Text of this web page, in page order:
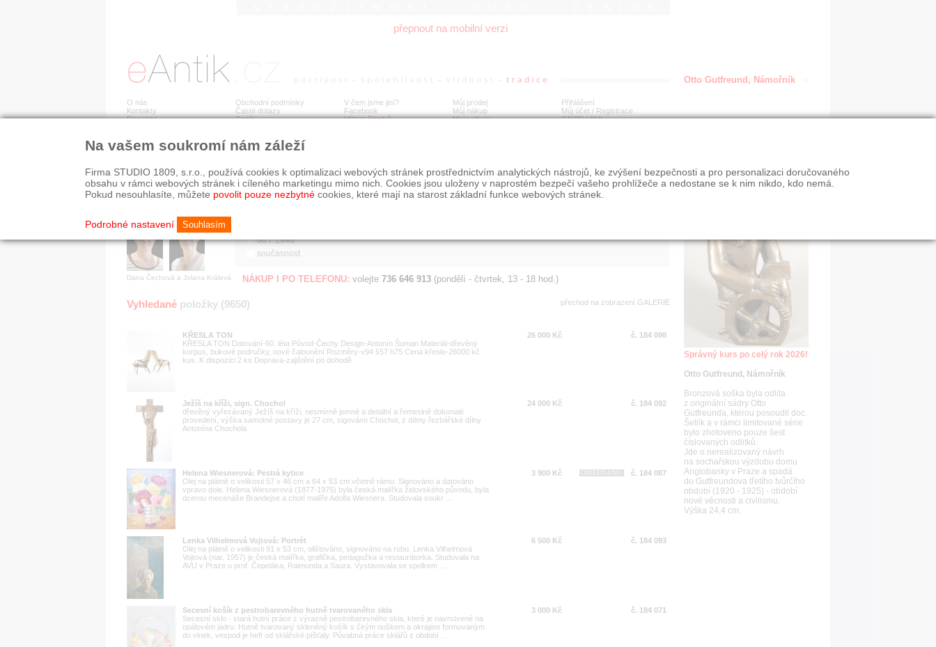
přepnout na mobilní verzi
O nás
Kontakty
Recenze
Obchodní podmínky
Časté dotazy
Ceník
V čem jsme jiní?
Facebook
Výkup šperků
Můj prodej
Můj nákup
Moje album
Přihlášení
Můj účet / Registrace
GDPR/AML
Jsme prověřená firma
Zákazníci u nás oceňují:
■ odborné zázemí
■ bezpečné prostředí
Dana Čechová a Jolana Králová
RYCHLÉ HLEDÁNÍ
HISTORICKÉ OBDOBÍ
všechno
před r. 1800
od r. 1940
současnost
STÁŘÍ NABÍDKY
všechno
jen poslední den
ŘAZENÍ
nejnovější napřed
podle cen sestupně
SLEVY
jen slevy
NÁKUP I PO TELEFONU: volejte 736 646 913 (pondělí - čtvrtek, 13 - 18 hod.)
Vyhledané položky (9650) přechod na zobrazení GALERIE
KŘESLA TON
KŘESLA TON Datování-60. léta Původ-Čechy Design-Antonín Šuman Materiál-dřevěný
korpus, bukové područky, nové čalounění Rozměry-v94 š57 h75 Cena křeslo-26000 kč
kus. K dispozici 2 ks Doprava-zajištění po dohodě
26 000 Kč č. 184 098
Ježíš na kříži, sign. Chochol
dřevěný vyřezávaný Ježíš na kříži, nesmírně jemné a detailní a řemeslně dokonalé
provedení, výška samotné postavy je 27 cm, sigováno Chochol, z dílmy řezbářské dílny
Antonína Chochola
24 000 Kč č. 184 092
Helena Wiesnerová: Pestrá kytice
Olej na plátně o velikosti 57 x 46 cm a 64 x 53 cm včetně rámu. Signováno a datováno
vpravo dole. Helena Wiesnerová (1877-1975) byla česká malířka židovského původu, byla
dcerou mecenáše Brandejse a chotí malíře Adolfa Wiesnera. Studovala soukr ...
3 900 Kč OBJEDNÁNO č. 184 087
Lenka Vilhelmová Vojtová: Portrét
Olej na plátně o velikosti 91 x 53 cm, olištováno, signováno na rubu. Lenka Vilhelmová
Vojtová (nar. 1957) je česká malířka, grafička, pedagožka a restaurátorka. Studovala na
AVU v Praze u prof. Čepeláka, Raimunda a Saura. Vystavovala se spolkem ...
6 500 Kč č. 184 093
Secesní košík z pestrobarevného hutně tvarovaného skla
Secesní sklo - stará hutní práce z výrazně pestrobarevného skla, které je navrstvené na
opálovém jádru. Hutně tvarovaný skleněný košík s čirým ouškem a okrajem formovaným
do vlnek, vespod je heft od sklářské píšťaly. Půvabná práce sklářů z období ...
3 000 Kč č. 184 071
Otto Gutfreund, Námořník
Správný kurs po celý rok 2026!
Otto Gutfreund, Námořník
Bronzová soška byla odlita
z originální sádry Otto
Gutfreunda, kterou posoudil doc.
Šetlík a v rámci limitované série
bylo zhotoveno pouze šest
číslovaných odlitků.
Jde o nerealizovaný návrh
na sochařskou výzdobu domu
Anglobanky v Praze a spadá
do Gutfreundova třetího tvůrčího
období (1920 - 1925) - období
nové věcnosti a civilismu.
Výška 24,4 cm.
Na vašem soukromí nám záleží
Firma STUDIO 1809, s.r.o., používá cookies k optimalizaci webových stránek prostřednictvím analytických nástrojů, ke zvýšení bezpečnosti a pro personalizaci doručovaného
obsahu v rámci webových stránek i cíleného marketingu mimo nich. Cookies jsou uloženy v naprostém bezpečí vašeho prohlížeče a nedostane se k nim nikdo, kdo nemá.
Pokud nesouhlasíte, můžete povolit pouze nezbytné cookies, které mají na starost základní funkce webových stránek.
Podrobné nastavení Souhlasím